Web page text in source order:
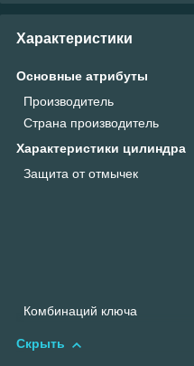
Характеристики
Основные атрибуты
Производитель
Страна производитель
Характеристики цилиндра
Защита от отмычек
Комбинаций ключа
Скрыть